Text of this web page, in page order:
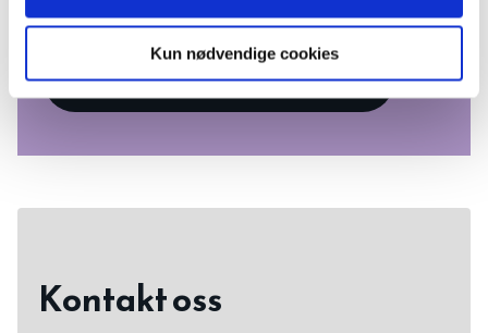
Kun nødvendige cookies
FINN DIN FORHANDLER!
Kontakt oss